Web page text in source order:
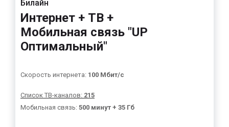
Билайн
Интернет + ТВ +
Мобильная связь "UP
Оптимальный"
Скорость интернета: 100 Мбит/с
Список ТВ-каналов: 215
Мобильная связь: 500 минут + 35 Гб